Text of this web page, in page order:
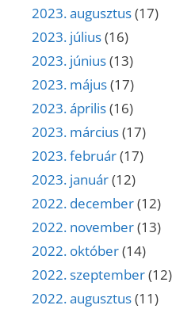
2023. augusztus(17)
2023. július(16)
2023. június(13)
2023. május(17)
2023. április(16)
2023. március(17)
2023. február(17)
2023. január(12)
2022. december(12)
2022. november(13)
2022. október(14)
2022. szeptember(12)
2022. augusztus(11)